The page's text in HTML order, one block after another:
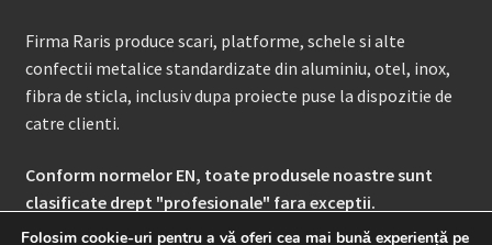
Firma Raris produce scari, platforme, schele si alte
confectii metalice standardizate din aluminiu, otel, inox,
fibra de sticla, inclusiv dupa proiecte puse la dispozitie de
catre clienti.
Conform normelor EN, toate produsele noastre sunt
clasificate drept "profesionale" fara exceptii.
Folosim cookie-uri pentru a vă oferi cea mai bună experiență pe